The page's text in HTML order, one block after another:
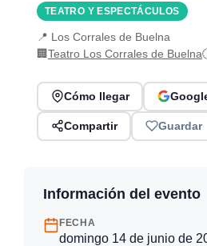
TEATRO Y ESPECTÁCULOS
📍 Los Corrales de Buelna
🏢Teatro Los Corrales de Buelna
Cómo llegar
Compartir Guardar
Información del evento
FECHA
domingo 14 de junio de